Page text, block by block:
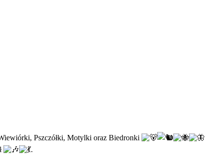
Pszczółki, Motylki oraz Biedronki
.